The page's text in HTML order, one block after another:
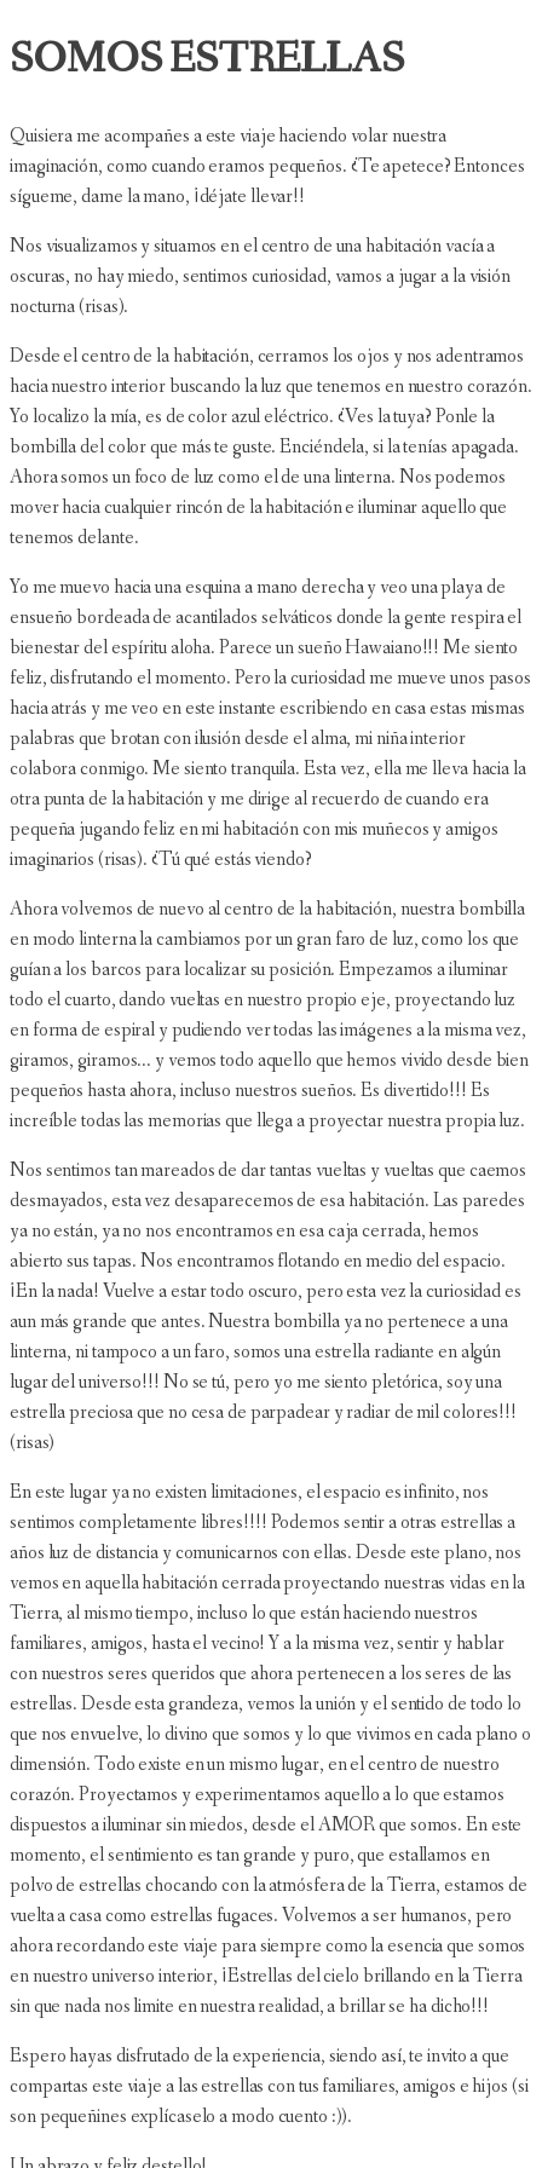
SOMOS ESTRELLAS
Quisiera me acompañes a este viaje haciendo volar nuestra
imaginación, como cuando eramos pequeños. ¿Te apetece? Entonces
sígueme, dame la mano, ¡déjate llevar!!
Nos visualizamos y situamos en el centro de una habitación vacía a
oscuras, no hay miedo, sentimos curiosidad, vamos a jugar a la visión
nocturna (risas).
Desde el centro de la habitación, cerramos los ojos y nos adentramos
hacia nuestro interior buscando la luz que tenemos en nuestro corazón.
Yo localizo la mía, es de color azul eléctrico. ¿Ves la tuya? Ponle la
bombilla del color que más te guste. Enciéndela, si la tenías apagada.
Ahora somos un foco de luz como el de una linterna. Nos podemos
mover hacia cualquier rincón de la habitación e iluminar aquello que
tenemos delante.
Yo me muevo hacia una esquina a mano derecha y veo una playa de
ensueño bordeada de acantilados selváticos donde la gente respira el
bienestar del espíritu aloha. Parece un sueño Hawaiano!!! Me siento
feliz, disfrutando el momento. Pero la curiosidad me mueve unos pasos
hacia atrás y me veo en este instante escribiendo en casa estas mismas
palabras que brotan con ilusión desde el alma, mi niña interior
colabora conmigo. Me siento tranquila. Esta vez, ella me lleva hacia la
otra punta de la habitación y me dirige al recuerdo de cuando era
pequeña jugando feliz en mi habitación con mis muñecos y amigos
imaginarios (risas). ¿Tú qué estás viendo?
Ahora volvemos de nuevo al centro de la habitación, nuestra bombilla
en modo linterna la cambiamos por un gran faro de luz, como los que
guían a los barcos para localizar su posición. Empezamos a iluminar
todo el cuarto, dando vueltas en nuestro propio eje, proyectando luz
en forma de espiral y pudiendo ver todas las imágenes a la misma vez,
giramos, giramos... y vemos todo aquello que hemos vivido desde bien
pequeños hasta ahora, incluso nuestros sueños. Es divertido!!! Es
increíble todas las memorias que llega a proyectar nuestra propia luz.
Nos sentimos tan mareados de dar tantas vueltas y vueltas que caemos
desmayados, esta vez desaparecemos de esa habitación. Las paredes
ya no están, ya no nos encontramos en esa caja cerrada, hemos
abierto sus tapas. Nos encontramos flotando en medio del espacio.
¡En la nada! Vuelve a estar todo oscuro, pero esta vez la curiosidad es
aun más grande que antes. Nuestra bombilla ya no pertenece a una
linterna, ni tampoco a un faro, somos una estrella radiante en algún
lugar del universo!!! No se tú, pero yo me siento pletórica, soy una
estrella preciosa que no cesa de parpadear y radiar de mil colores!!!
(risas)
En este lugar ya no existen limitaciones, el espacio es infinito, nos
sentimos completamente libres!!!! Podemos sentir a otras estrellas a
años luz de distancia y comunicarnos con ellas. Desde este plano, nos
vemos en aquella habitación cerrada proyectando nuestras vidas en la
Tierra, al mismo tiempo, incluso lo que están haciendo nuestros
familiares, amigos, hasta el vecino! Y a la misma vez, sentir y hablar
con nuestros seres queridos que ahora pertenecen a los seres de las
estrellas. Desde esta grandeza, vemos la unión y el sentido de todo lo
que nos envuelve, lo divino que somos y lo que vivimos en cada plano o
dimensión. Todo existe en un mismo lugar, en el centro de nuestro
corazón. Proyectamos y experimentamos aquello a lo que estamos
dispuestos a iluminar sin miedos, desde el AMOR que somos. En este
momento, el sentimiento es tan grande y puro, que estallamos en
polvo de estrellas chocando con la atmósfera de la Tierra, estamos de
vuelta a casa como estrellas fugaces. Volvemos a ser humanos, pero
ahora recordando este viaje para siempre como la esencia que somos
en nuestro universo interior, ¡Estrellas del cielo brillando en la Tierra
sin que nada nos limite en nuestra realidad, a brillar se ha dicho!!!
Espero hayas disfrutado de la experiencia, siendo así, te invito a que
compartas este viaje a las estrellas con tus familiares, amigos e hijos (si
son pequeñines explícaselo a modo cuento :)).